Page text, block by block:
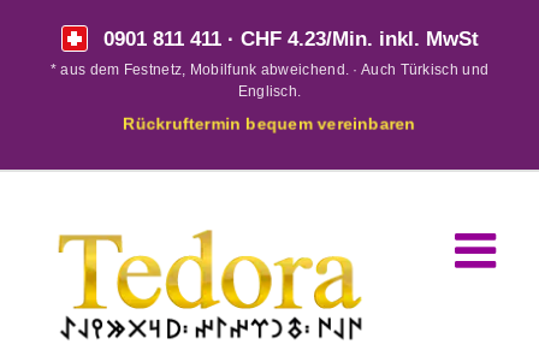
0901 811 411· CHF 4.23/Min. inkl. MwSt
* aus dem Festnetz, Mobilfunk abweichend. · Auch Türkisch und
Englisch.
Rückruftermin bequem vereinbaren